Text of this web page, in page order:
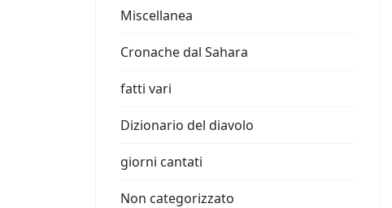
Miscellanea
Cronache dal Sahara
fatti vari
Dizionario del diavolo
giorni cantati
Non categorizzato